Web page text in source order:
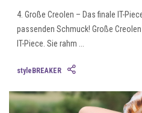
4. Große Creolen – Das finale IT-
passenden Schmuck! Große
IT-Piece. Sie rahm ...
styleBREAKER